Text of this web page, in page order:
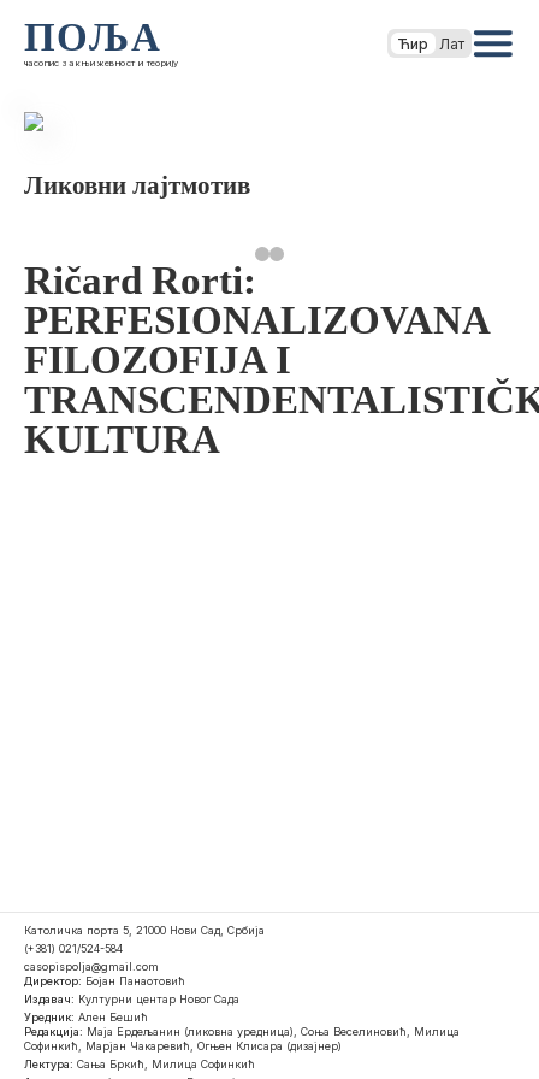
ПОЉА
часопис за књижевност и теорију
Ћир Лат
Ликовни лајтмотив
Ričard Rorti:
PERFESIONALIZOVANA
FILOZOFIJA I
KULTURA
Католичка порта 5, 21000 Нови Сад, Србија
(+381) 021/524-584
casopispolja@gmail.com
Директор: Бојан Панаотовић
Издавач: Културни центар Новог Сада
Уредник: Ален Бешић
Редакција: Маја Ердељанин (ликовна уредница), Соња Веселиновић, Милица
Софинкић, Марјан Чакаревић, Огњен Клисара (дизајнер)
Лектура: Сања Бркић, Милица Софинкић